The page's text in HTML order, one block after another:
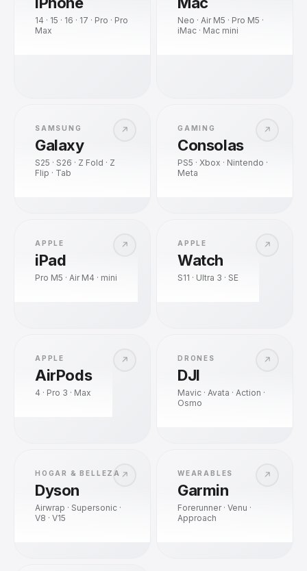
14 · 15 · 16 · 17 · Pro · Pro
Max
Neo · Air M5 · Pro M5 ·
iMac · Mac mini
↗
SAMSUNG
Galaxy
S25 · S26 · Z Fold · Z
Flip · Tab
↗
GAMING
Consolas
PS5 · Xbox · Nintendo ·
Meta
↗
APPLE
iPad
Pro M5 · Air M4 · mini
↗
APPLE
Watch
S11 · Ultra 3 · SE
↗
APPLE
AirPods
4 · Pro 3 · Max
↗
DRONES
DJI
Mavic · Avata · Action ·
Osmo
↗
HOGAR & BELLEZA
Dyson
Airwrap · Supersonic ·
V8 · V15
↗
WEARABLES
Garmin
Forerunner · Venu ·
Approach